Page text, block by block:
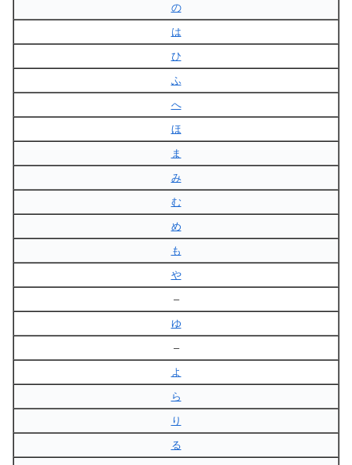
の
は
ひ
ふ
へ
ほ
ま
み
む
め
も
や
–
ゆ
–
よ
ら
り
る